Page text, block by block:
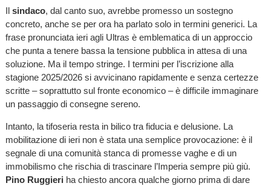
Il sindaco, dal canto suo, avrebbe promesso un sostegno
concreto, anche se per ora ha parlato solo in termini generici. La
frase pronunciata ieri agli Ultras è emblematica di un approccio
che punta a tenere bassa la tensione pubblica in attesa di una
soluzione. Ma il tempo stringe. I termini per l’iscrizione alla
stagione 2025/2026 si avvicinano rapidamente e senza certezze
scritte – soprattutto sul fronte economico – è difficile immaginare
un passaggio di consegne sereno.
Intanto, la tifoseria resta in bilico tra fiducia e delusione. La
mobilitazione di ieri non è stata una semplice provocazione: è il
segnale di una comunità stanca di promesse vaghe e di un
immobilismo che rischia di trascinare l’Imperia sempre più giù.
Pino Ruggieri ha chiesto ancora qualche giorno prima di dare